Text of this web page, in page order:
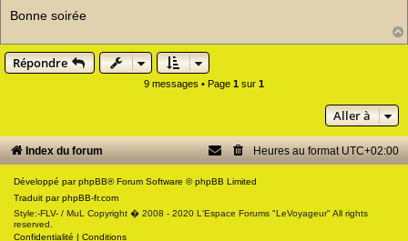
Bonne soirée
Répondre
9 messages • Page 1 sur 1
Aller à
Index du forum Heures au formatUTC+02:00
Développé parphpBB® Forum Software © phpBB Limited
Traduit parphpBB-fr.com
Style:-FLV- / MuL Copyright � 2008 - 2020 L'Espace Forums "LeVoyageur" All rights
reserved.
Confidentialité | Conditions